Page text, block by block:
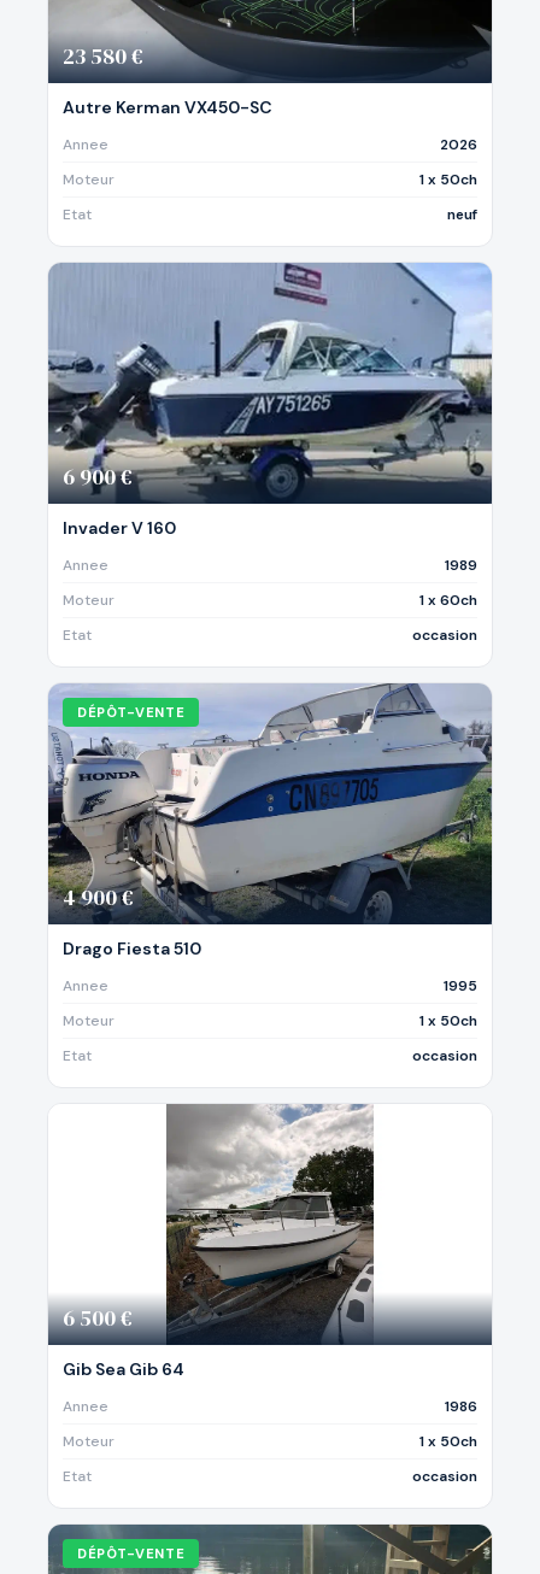
23 580 €
Autre Kerman VX450-SC
Annee
2026
Moteur
1 x 50ch
Etat
neuf
6 900 €
Invader V 160
Annee
1989
Moteur
1 x 60ch
Etat
occasion
DÉPÔT-VENTE
4 900 €
Drago Fiesta 510
Annee
1995
Moteur
1 x 50ch
Etat
occasion
6 500 €
Gib Sea Gib 64
Annee
1986
Moteur
1 x 50ch
Etat
occasion
DÉPÔT-VENTE